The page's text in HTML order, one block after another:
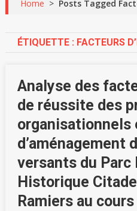
Home > Posts Tagged
ÉTIQUETTE : FACTEURS
Analyse des
de réussite des
organisationnels
d’aménagement
versants du Parc
Historique
Ramiers au